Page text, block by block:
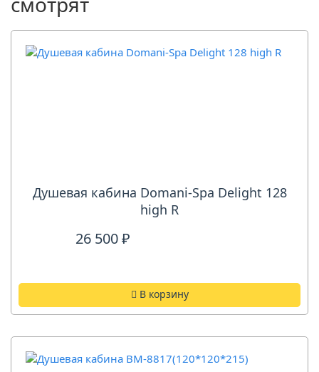
Душевая кабина Domani-Spa Delight 128
high R
26 500 ₽
В корзину